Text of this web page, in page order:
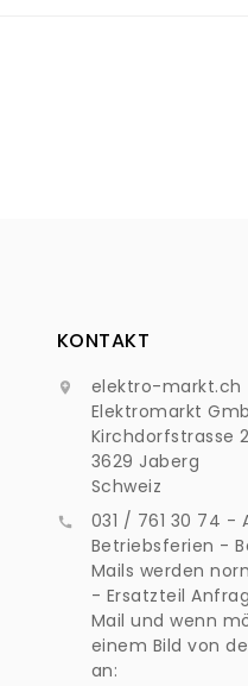
KONTAKT

elektro-markt.ch
Elektromarkt
Kirchdorfstrasse
3629 Jaberg
Schweiz

031 / 761 30 74 -
Betriebsferien -
Mails werden
- Ersatzteil
Mail und wenn
einem Bild von
an: